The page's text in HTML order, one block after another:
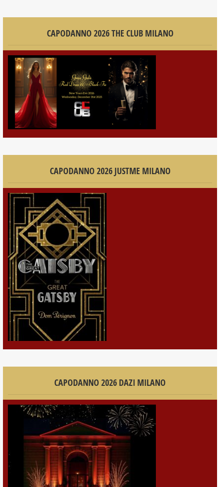
CAPODANNO 2026 THE CLUB MILANO
CAPODANNO 2026 JUSTME MILANO
CAPODANNO 2026 DAZI MILANO